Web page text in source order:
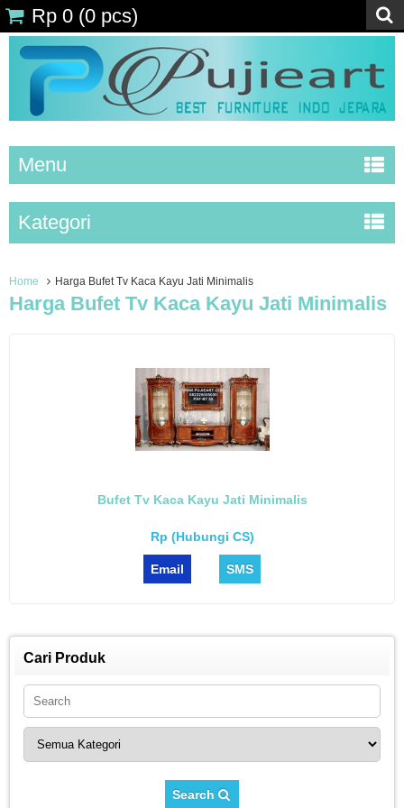
Rp 0 (0 pcs)
Menu
Kategori
Home Harga Bufet Tv Kaca Kayu Jati Minimalis
Harga Bufet Tv Kaca Kayu Jati Minimalis
Bufet Tv Kaca Kayu Jati Minimalis
Rp (Hubungi CS)
Email SMS
Cari Produk
Search